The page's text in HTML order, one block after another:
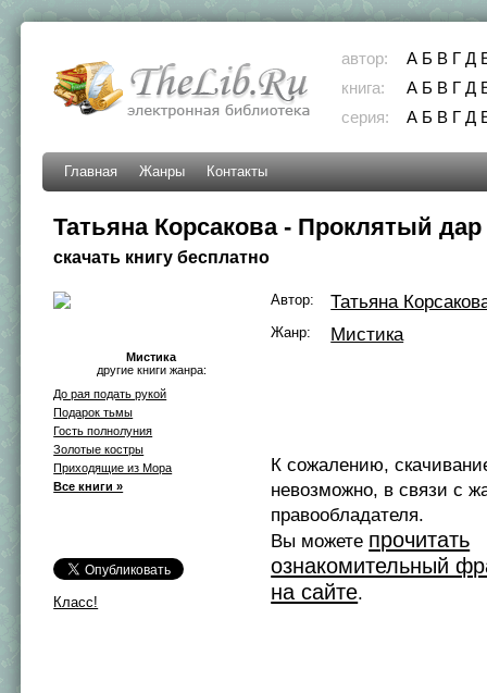
автор: А Б В Г Д
книга:
А Б В Г Д
серия:
А Б В Г Д
Главная Жанры Контакты
Татьяна Корсакова - Проклятый дар
скачать книгу бесплатно
Мистика
другие книги жанра:
До рая подать рукой
Подарок тьмы
Гость полнолуния
Золотые костры
Приходящие из Мора
Все книги »
Класс!
Автор: Татьяна
Жанр: Мистика
К сожалению,
невозможно, в связи с
правообладателя.
Вы можете прочитать
ознакомительный
на сайте.